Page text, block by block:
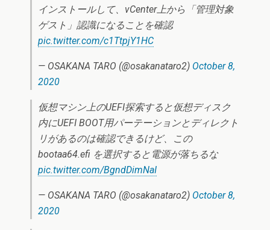
インストールして、vCenter上から「管理対象
ゲスト」認識になることを確認
pic.twitter.com/c1TtpjY1HC
— OSAKANA TARO (@osakanataro2) October 8,
2020
仮想マシン上のUEFI探索すると仮想ディスク
内にUEFI BOOT用パーテーションとディレクト
リがあるのは確認できるけど、この
bootaa64.efi を選択すると電源が落ちるな
pic.twitter.com/BgndDimNaI
— OSAKANA TARO (@osakanataro2) October 8,
2020